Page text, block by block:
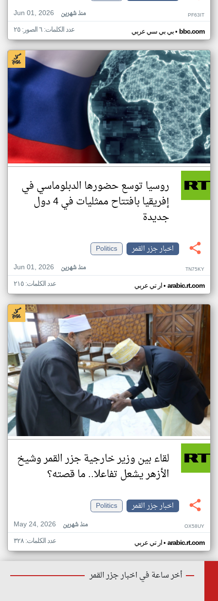
Jun 01, 2026
منذ شهرين PF63IT
بي بي سي عربي• bbc.com عدد الكلمات: ٦ الصور: ٢٥
روسيا توسع حضورها الدبلوماسي في
إفريقيا بافتتاح ممثليات في 4 دول
جديدة
اخبار جزر القمر
Politics
Jun 01, 2026
منذ شهرين TN75KY
ار تي عربي• arabic.rt.com عدد الكلمات: ٢١٥
لقاء بين وزير خارجية جزر القمر وشيخ
الأزهر يشعل تفاعلا.. ما قصته؟
اخبار جزر القمر
Politics
May 24, 2026
منذ شهرين OX58UY
ار تي عربي• arabic.rt.com عدد الكلمات: ٣٢٨
أخر ساعة في اخبار جزر القمر